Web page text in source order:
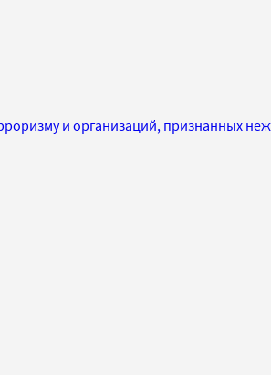
и организаций, признанных